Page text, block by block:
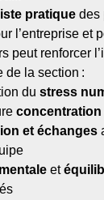
liste pratique des
l’entreprise et
peut renforcer
de la section :
dustress
concentration
et échanges
et